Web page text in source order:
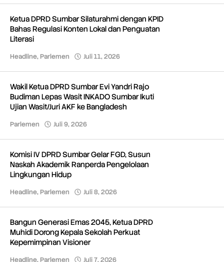
Ketua DPRD Sumbar Silaturahmi dengan KPID
Bahas Regulasi Konten Lokal dan Penguatan
Literasi
Headline,Parlemen Juli 11, 2026
Wakil Ketua DPRD Sumbar Evi Yandri Rajo
Budiman Lepas Wasit INKADO Sumbar Ikuti
Ujian Wasit/Juri AKF ke Bangladesh
Parlemen Juli 9, 2026
Komisi IV DPRD Sumbar Gelar FGD, Susun
Naskah Akademik Ranperda Pengelolaan
Lingkungan Hidup
Headline,Parlemen Juli 8, 2026
Bangun Generasi Emas 2045, Ketua DPRD
Muhidi Dorong Kepala Sekolah Perkuat
Kepemimpinan Visioner
Headline,Parlemen Juli 7, 2026